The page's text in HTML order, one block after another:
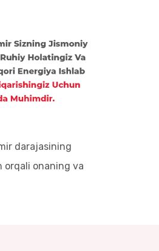
darajasining
orqali onaning va